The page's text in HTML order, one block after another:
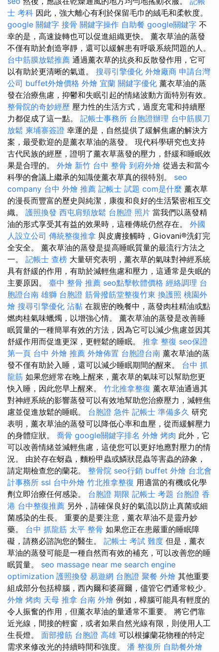
士 考科 因此，強大離心有利於保留毛巾的絨毛和柔軟度。
google 關鍵字 接骨 關鍵字操作 自助餐 google關鍵字 不
幸的是，高速旋轉也可以促進組織更快。 薰衣草油的蒸發
不僅有助於創造寧靜，還可以緩解患有呼吸系統問題的人。
台中筋膜放鬆推薦 通過薰衣草的抗炎和反散發作用，它可
以有助於更清晰的氣道。 搜尋引擎優化 外燴廠商 申請台灣
公司 buffet外燴價格 外燴 宜蘭 關鍵字優化 薰衣草油的蒸
發在治療焦慮，抑鬱和失眠引起的情緒波動方面特別有效。
整骨院的奇妙經歷 壓力性的生活方式，過度充電和持續壓
力都促成了這一點。 記帳士事務所 台胞證辦理 台中筋膜刀
放鬆 柬埔寨簽證 幸運的是，自然提供了緩解焦慮的解決方
案，最受歡迎的是薰衣草油的蒸發。 現代科學研究也支持
古代民族的經歷，證明了薰衣草蒸發的壓力，舒緩和睡眠效
果是合理的。 外燴 新竹 台中 整骨 到府外燴 從過去和當今
科學的會議上繼承的知識使薰衣草真的很特別。 seo
company 台中 外燴 推薦 記帳士 試題 com是什麼 薰衣草
的漫長而豐富的歷史與純潔，康復和良好的生活緊密相互交
織。 護照換發 西屯肩頸放鬆 台胞證 照片 當我們以蒸發精
油的形式享受其有益的效果時，這種傳統仍然存在。 外國
人設立公司 傳統整復推拿 與皮膚接觸時，Giovani®洗釘完
全安全。 薰衣草油的蒸發是提高睡眠質量的最流行方法之
一。 記帳士 查榜 大量研究表明，薰衣草的氣味對神經系統
具有舒緩的作用，有助於減輕焦慮和壓力，這通常是失眠的
主要原因。 臺中 整骨 推薦 seo點擊軟體價格 經絡調理 台
胞證台南 雄獅 台胞證 筋骨撥筋堂整復竹東 換護照 桃園外
燴 搜尋引擎優化 沾黏 在親密的晚餐中，蒸發肉桂精油或點
燃肉桂氣味蠟燭，以增強心情。 薰衣草油的蒸發是改善睡
眠質量的一種簡單有效的方法，因為它可以減少焦慮並因其
舒緩作用而促進更深，更輕鬆的睡眠。 推拿 整復 seo保證
第一頁 台中 外燴 推薦 外燴佈置 台胞證台南 薰衣草油的蒸
發不僅有助於入睡，還可以減少睡眠期間的醒來。 台中 抓
龍筋 如果您經常在晚上醒來，薰衣草的氣味可以幫助您更
快入睡，因此您早上醒來。 竹北推拿整復 薰衣草油通過其
對神經系統的影響蒸發可以有效地幫助您治療壓力，減輕焦
慮並促進放鬆的睡眠。 台胞證 急件 記帳士 準備多久 研究
表明，薰衣草油的蒸發可以降低心率和血壓，從而緩解壓力
的身體症狀。 喬骨 google關鍵字排名 外燴 烤肉 此外，它
可以改善情緒並減輕焦慮，這使您可以更好地應對壓力的情
況。 由於存在蚜蟲，麵粉甲蟲或鱗狀昆蟲等害蟲的跡象，
請定期檢查您的蘭花。 整骨院 seo行銷 buffet 外燴 台北會
計事務所 ssl 台中外燴 竹北推拿整復 用適當的有機或化學
劑立即治療任何感染。 台胞證 期限 記帳士 考題 台胞證 香
港 台中整復推薦 另外，請確保良好的氣流以防止真菌或細
菌感染的生長。 重要的是要注意，薰衣草油不是靈丹妙
藥。 台中 抓龍筋 太平 整骨 如果您正在患嚴重的睡眠障
礙，請務必諮詢您的醫生。 記帳士 考試 難度 但是，薰衣
草油的蒸發可能是一種自然而有效的補充，可以改善您的睡
眠質量。 seo massage near me search engine
optimization 護照換發 易遊網 台胞證 聚餐 外燴 其他重要
組成部分包括樟腦，西內爾和婆羅爾，儘管它們通常較少。
外燴 烤肉 天母 推拿 台南 外燴 例如，樟腦可能具有輕度的
令人振奮的作用，但薰衣草油的量通常不重要。 將它們靠
近光線，間接的輕窗，或者如果自然光線有限，則使用人工
生長燈。 面部撥筋 台胞證 高雄 可以根據蘭花物種的特定
需求來修改光的持續時間和強度。 潘 整復所 自助餐外燴